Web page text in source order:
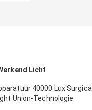
Licht
40000 Lux Surgical
Union-Technologie